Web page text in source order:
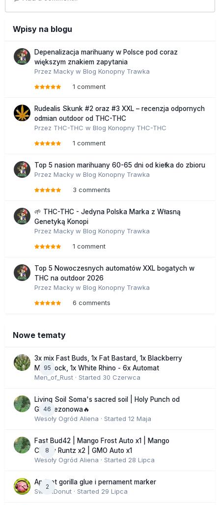
Wpisy na blogu
Depenalizacja marihuany w Polsce pod coraz
większym znakiem zapytania
Przez Macky w Blog Konopny Trawka
1 comment
Rudealis Skunk #2 oraz #3 XXL – recenzja odpornych
odmian outdoor od THC-THC
Przez THC-THC w Blog Konopny THC-THC
1 comment
Top 5 nasion marihuany 60-65 dni od kiełka do zbioru
Przez Macky w Blog Konopny Trawka
3 comments
🌱 THC-THC - Jedyna Polska Marka z Własną
Genetyką Konopi
Przez Macky w Blog Konopny Trawka
1 comment
Top 5 Nowoczesnych automatów XXL bogatych w
THC na outdoor 2026
Przez Macky w Blog Konopny Trawka
6 comments
Nowe tematy
95
3x mix Fast Buds, 1x Fat Bastard, 1x Blackberry
Moonrock, 1x White Rhino - 6x Automat
Men_of_Rust · Started 30 Czerwca
46
Living Soil Soma's sacred soil | Holy Punch od
GHS sezonowa🔥
Wesoły Ogród Aliena · Started 12 Maja
8
Fast Bud42 | Mango Frost Auto x1 | Mango
Cherry Runtz x2 | GMO Auto x1
Wesoły Ogród Aliena · Started 28 Lipca
2
Apricot gorilla glue i pernament marker
SweetDonut · Started 29 Lipca